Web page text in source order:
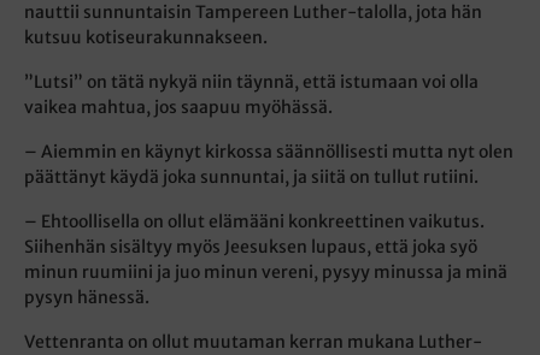
nauttii sunnuntaisin Tampereen Luther-talolla, jota hän
kutsuu kotiseurakunnakseen.
”Lutsi” on tätä nykyä niin täynnä, että istumaan voi olla
vaikea mahtua, jos saapuu myöhässä.
– Aiemmin en käynyt kirkossa säännöllisesti mutta nyt olen
päättänyt käydä joka sunnuntai, ja siitä on tullut rutiini.
– Ehtoollisella on ollut elämääni konkreettinen vaikutus.
Siihenhän sisältyy myös Jeesuksen lupaus, että joka syö
minun ruumiini ja juo minun vereni, pysyy minussa ja minä
pysyn hänessä.
Vettenranta on ollut muutaman kerran mukana Luther-